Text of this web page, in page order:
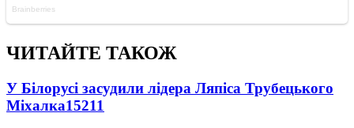
ЧИТАЙТЕ ТАКОЖ
У Білорусі засудили лідера Ляпіса Трубецького
Міхалка15211